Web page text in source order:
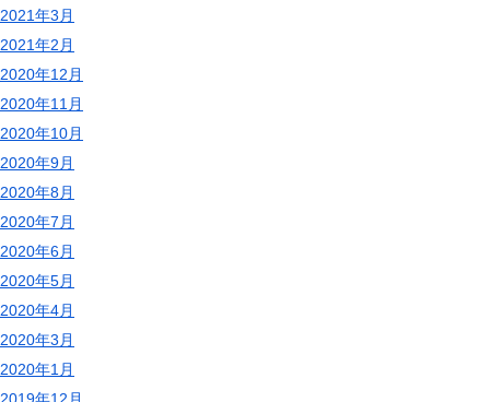
2021年3月
2021年2月
2020年12月
2020年11月
2020年10月
2020年9月
2020年8月
2020年7月
2020年6月
2020年5月
2020年4月
2020年3月
2020年1月